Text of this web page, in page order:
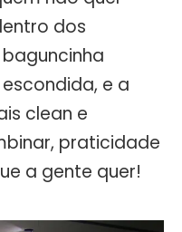
dos
e a
clean e
praticidade
a gente quer!